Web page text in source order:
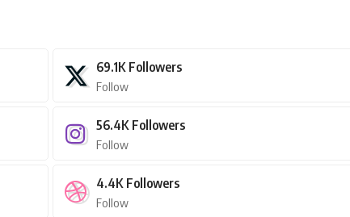
69.1K Followers
Follow
56.4K Followers
Follow
4.4K Followers
Follow